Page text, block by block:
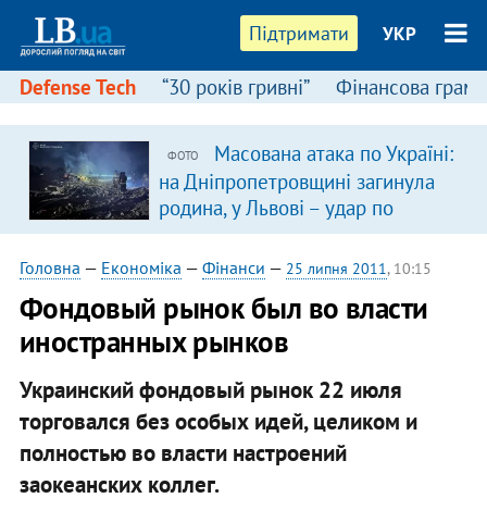
Підтримати УКР
Defense Tech “30 років гривні” Фінансова
ФОТО
Масована атака по Україні:
на Дніпропетровщині загинула
родина, у Львові – удар по
багатоповерхівках
(доповнюється)
Головна — Економіка — Фінанси — 25 липня 2011, 10:15
Фондовый рынок был во власти
иностранных рынков
Украинский фондовый рынок 22 июля
торговался без особых идей, целиком и
полностью во власти настроений
заокеанских коллег.